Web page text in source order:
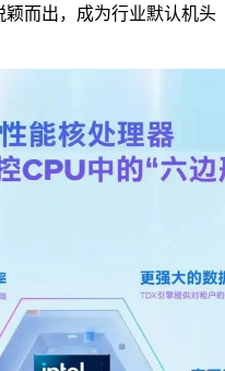
而出，成为行业默认机头